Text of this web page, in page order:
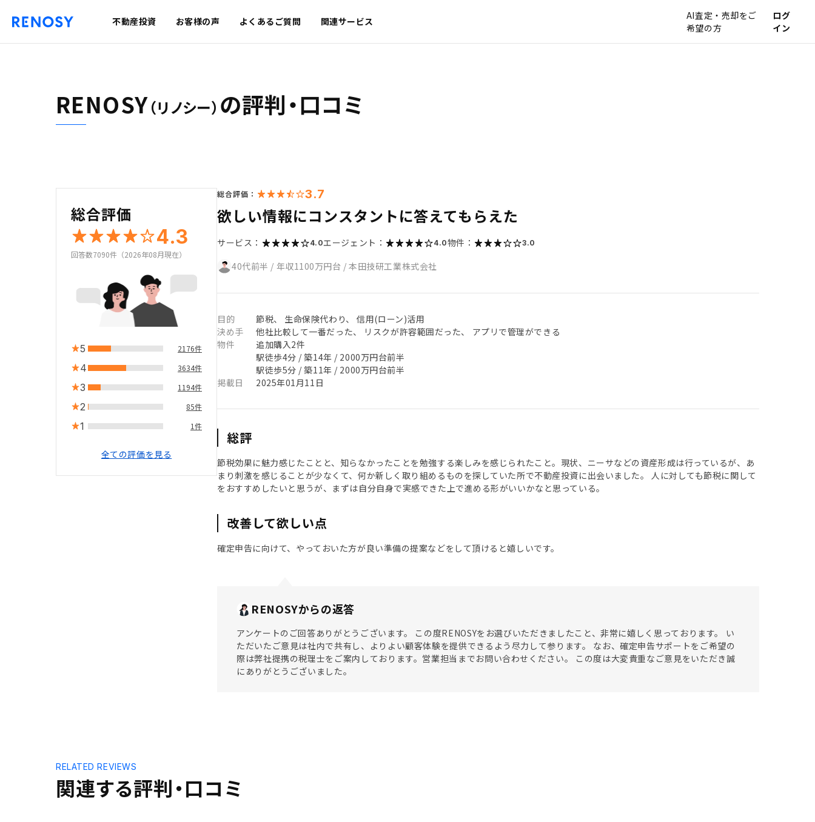
不動産投資 お客様の声 よくあるご質問 関連サービス
AI査定・売却をご
希望の方
ログ
イン
RENOSY（リノシー） の評判・口コミ
総合評価
4.3
回答数7090件（2026年08月現在）
5 2176件
4 3634件
3 1194件
2 85件
1 1件
全ての評価を見る
総合評価： 3.7
欲しい情報にコンスタントに答えてもらえた
サービス： 4.0エージェント： 4.0物件： 3.0
40代前半 / 年収1100万円台 /本田技研工業株式会社
目的
節税、 生命保険代わり、 信用(ローン)活用
決め手
他社比較して一番だった、 リスクが許容範囲だった、 アプリで管理ができる
物件
追加購入2件
駅徒歩4分 / 築14年 / 2000万円台前半
駅徒歩5分 / 築11年 / 2000万円台前半
掲載日
2025年01月11日
総評
節税効果に魅力感じたことと、知らなかったことを勉強する楽しみを感じられたこと。現状、ニーサなどの資産形成は行っているが、あ
まり刺激を感じることが少なくて、何か新しく取り組めるものを探していた所で不動産投資に出会いました。 人に対しても節税に関して
をおすすめしたいと思うが、まずは自分自身で実感できた上で進める形がいいかなと思っている。
改善して欲しい点
確定申告に向けて、やっておいた方が良い準備の提案などをして頂けると嬉しいです。
RENOSYからの返答
アンケートのご回答ありがとうございます。 この度RENOSYをお選びいただきましたこと、非常に嬉しく思っております。 い
ただいたご意見は社内で共有し、よりよい顧客体験を提供できるよう尽力して参ります。 なお、確定申告サポートをご希望の
際は弊社提携の税理士をご案内しております。営業担当までお問い合わせください。 この度は大変貴重なご意見をいただき誠
にありがとうございました。
関連する評判・口コミ
RELATED REVIEWS